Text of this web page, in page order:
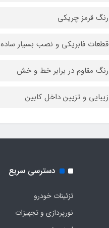
رنگ قرمز چریکی
قطعات فابریکی و نصب بسیار ساده
رنگ مقاوم در برابر خط و خش
زیبایی و تزیین داخل کابین
دسترسی سریع
تزئینات خودرو
نورپردازی و تجهیزات